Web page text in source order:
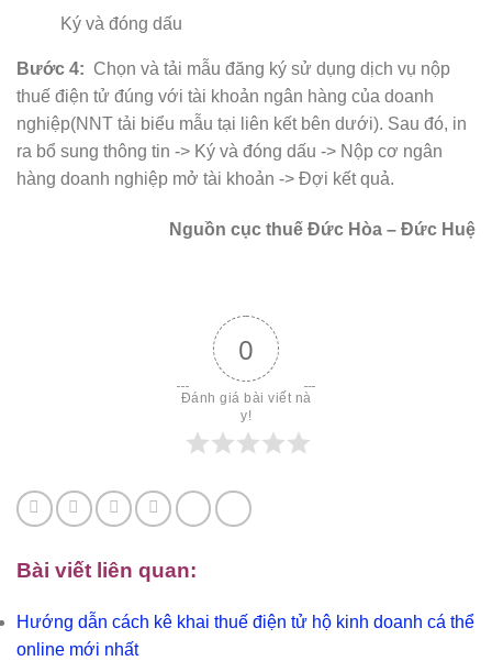
Ký và đóng dấu
Bước 4: Chọn và tải mẫu đăng ký sử dụng dịch vụ nộp
thuế điện tử đúng với tài khoản ngân hàng của doanh
nghiệp(NNT tải biểu mẫu tại liên kết bên dưới). Sau đó, in
ra bổ sung thông tin -> Ký và đóng dấu -> Nộp cơ ngân
hàng doanh nghiệp mở tài khoản -> Đợi kết quả.
Nguồn cục thuế Đức Hòa – Đức Huệ
0
Đánh giá bài viết nà
y!
Bài viết liên quan:
Hướng dẫn cách kê khai thuế điện tử hộ kinh doanh cá thể
online mới nhất